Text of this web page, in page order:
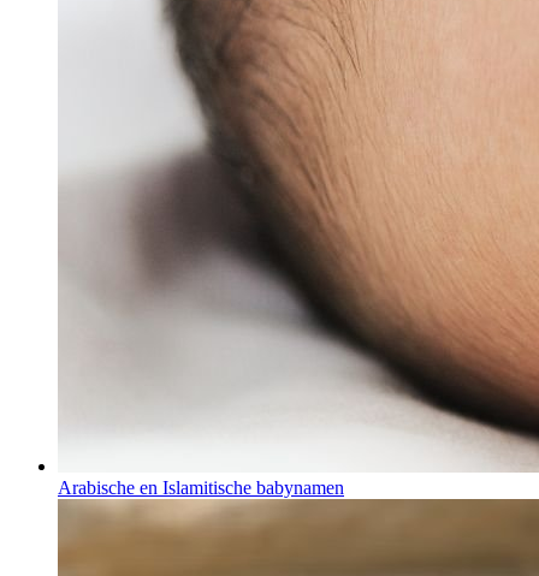
Arabische en Islamitische babynamen